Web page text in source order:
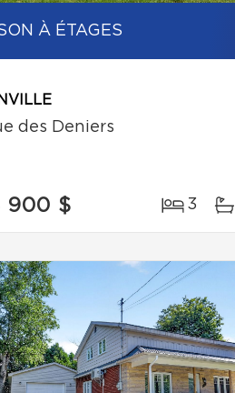
À ÉTAGES
des Deniers
900 $ 3